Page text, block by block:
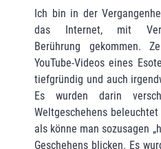
Ich bin in der
das Internet, mit
Berührung gekommen.
YouTube-Videos eines
tiefgründig und auch
Es wurden darin
Weltgeschehens
als könne man sozusagen
Geschehens blicken. Es